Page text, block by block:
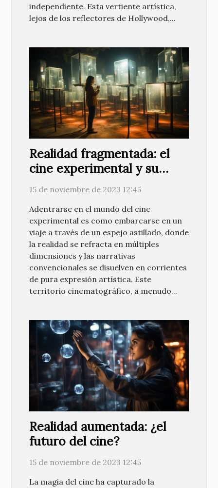
independiente. Esta vertiente artística,
lejos de los reflectores de Hollywood,...
Realidad fragmentada: el
cine experimental y su
legado
15 de noviembre de 2023 12:45
Adentrarse en el mundo del cine
experimental es como embarcarse en un
viaje a través de un espejo astillado, donde
la realidad se refracta en múltiples
dimensiones y las narrativas
convencionales se disuelven en corrientes
de pura expresión artística. Este
territorio cinematográfico, a menudo...
Realidad aumentada: ¿el
futuro del cine?
15 de noviembre de 2023 12:45
La magia del cine ha capturado la